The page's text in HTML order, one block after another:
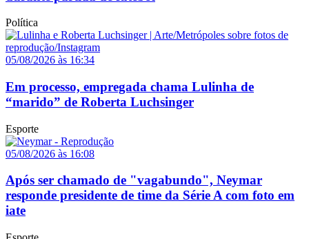
Política
05/08/2026 às 16:34
Em processo, empregada chama Lulinha de
“marido” de Roberta Luchsinger
Esporte
05/08/2026 às 16:08
Após ser chamado de "vagabundo", Neymar
responde presidente de time da Série A com foto em
iate